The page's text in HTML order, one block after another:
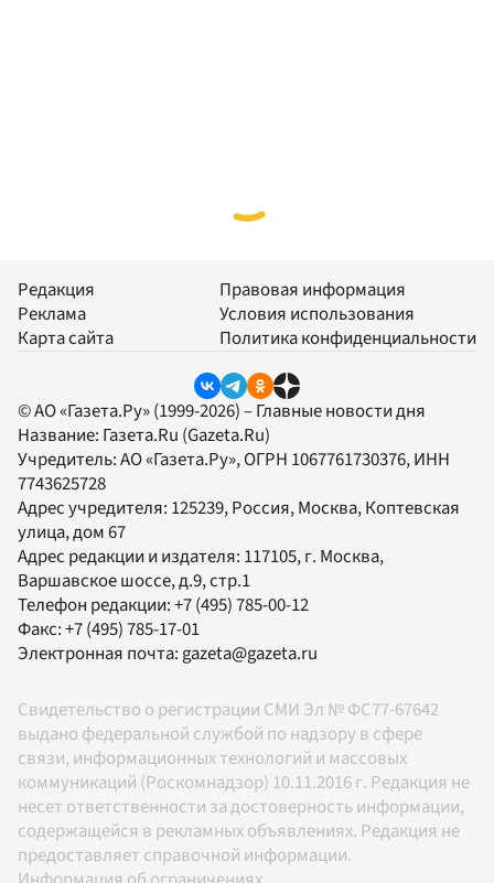
Редакция
Реклама
Карта сайта
Правовая информация
Условия использования
Политика конфиденциальности
© АО «Газета.Ру» (1999-2026) – Главные новости дня
Название: Газета.Ru (Gazeta.Ru)
Учредитель:АО «Газета.Ру», ОГРН 1067761730376, ИНН
7743625728
Адрес учредителя: 125239, Россия, Москва, Коптевская
улица, дом 67
Адрес редакции и издателя: 117105, г. Москва,
Варшавское шоссе, д.9, стр.1
Телефон редакции:+7 (495) 785-00-12
Факс:+7 (495) 785-17-01
Электронная почта:gazeta@gazeta.ru
Свидетельство о регистрации СМИ Эл № ФС77-67642
выдано федеральной службой по надзору в сфере
связи, информационных технологий и массовых
коммуникаций (Роскомнадзор) 10.11.2016 г. Редакция не
несет ответственности за достоверность информации,
содержащейся в рекламных объявлениях. Редакция не
предоставляет справочной информации.